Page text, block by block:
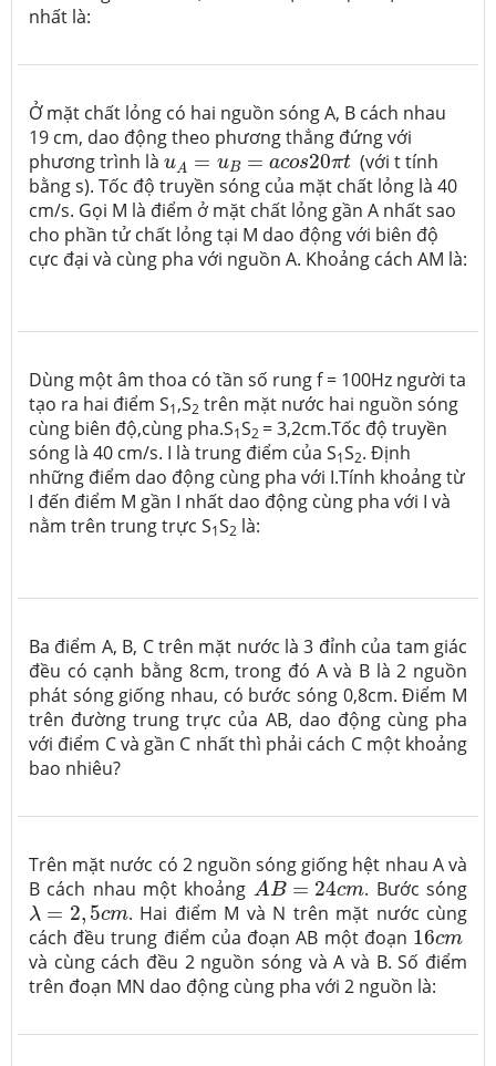
nhất là:
Ở mặt chất lỏng có hai nguồn sóng A, B cách nhau
19 cm, dao động theo phương thẳng đứng với
phương trình là uA = uB = acos20πt
uA=u B=acos20πt
(với t tính
bằng s). Tốc độ truyền sóng của mặt chất lỏng là 40
cm/s. Gọi M là điểm ở mặt chất lỏng gần A nhất sao
cho phần tử chất lỏng tại M dao động với biên độ
cực đại và cùng pha với nguồn A. Khoảng cách AM là:
Dùng một âm thoa có tần số rung f = 100Hz người ta
tạo ra hai điểm S1,S2 trên mặt nước hai nguồn sóng
cùng biên độ,cùng pha.S1S2 = 3,2cm.Tốc độ truyền
sóng là 40 cm/s. I là trung điểm của S1S2. Định
những điểm dao động cùng pha với I.Tính khoảng từ
I đến điểm M gần I nhất dao động cùng pha với I và
nằm trên trung trực S1S2 là:
Ba điểm A, B, C trên mặt nước là 3 đỉnh của tam giác
đều có cạnh bằng 8cm, trong đó A và B là 2 nguồn
phát sóng giống nhau, có bước sóng 0,8cm. Điểm M
trên đường trung trực của AB, dao động cùng pha
với điểm C và gần C nhất thì phải cách C một khoảng
bao nhiêu?
Trên mặt nước có 2 nguồn sóng giống hệt nhau A và
B cách nhau một khoảng AB = 24cm
AB=24cm . Bước sóng
λ = 2, 5cm
λ =2,5cm
. Hai điểm M và N trên mặt nước cùng
cách đều trung điểm của đoạn AB một đoạn 16cm
16cm
và cùng cách đều 2 nguồn sóng và A và B. Số điểm
trên đoạn MN dao động cùng pha với 2 nguồn là: